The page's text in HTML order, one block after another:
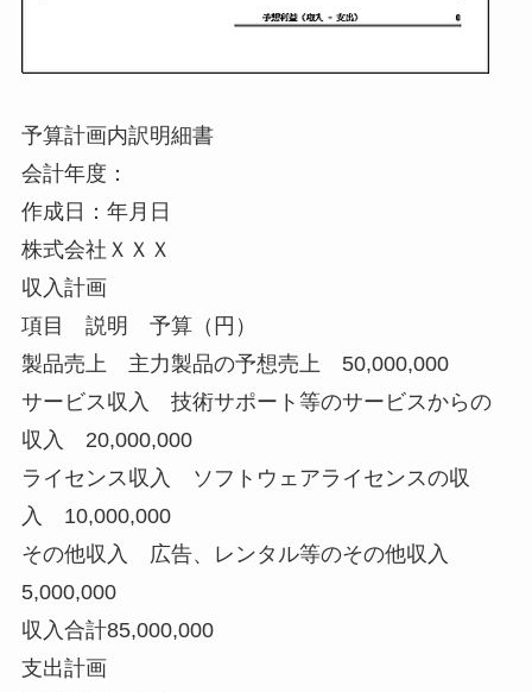
予算計画内訳明細書
会計年度：
作成日：年月日
株式会社ＸＸＸ
収入計画
項目 説明 予算（円）
製品売上 主力製品の予想売上 50,000,000
サービス収入 技術サポート等のサービスからの
収入 20,000,000
ライセンス収入 ソフトウェアライセンスの収
入 10,000,000
その他収入 広告、レンタル等のその他収入
5,000,000
収入合計85,000,000
支出計画